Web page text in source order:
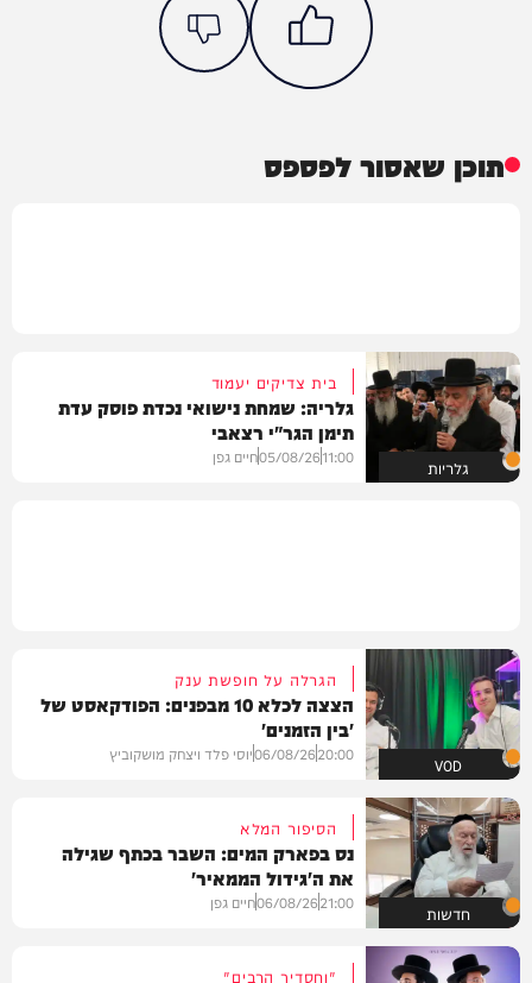
תוכן שאסור לפספס
גלריות
בית צדיקים יעמוד
גלריה: שמחת נישואי נכדת פוסק עדת
תימן הגר"י רצאבי
11:00
05/08/26חיים גפן
VOD
הגרלה על חופשת ענק
הצצה לכלא 10 מבפנים: הפודקאסט של
'בין הזמנים'
20:00
06/08/26יוסי פלד ויצחק מושקוביץ
חדשות
הסיפור המלא
נס בפארק המים: השבר בכתף שגילה
את ה'גידול הממאיר'
21:00
06/08/26חיים גפן
"וחסדיך הרבים"